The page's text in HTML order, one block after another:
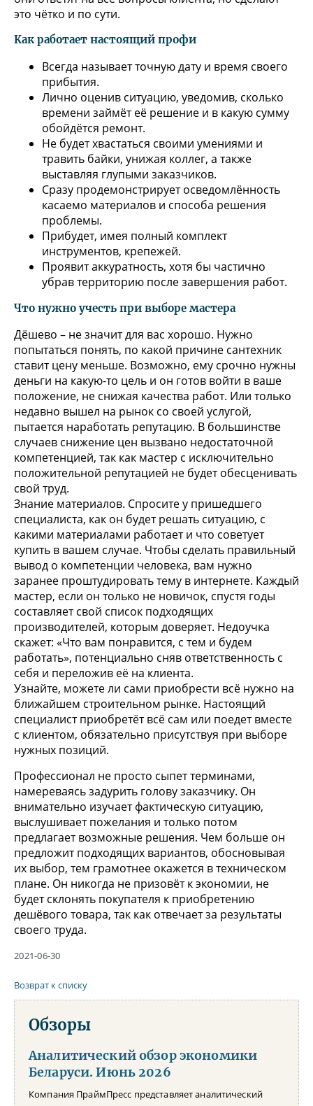
это чётко и по сути.
Как работает настоящий профи
Всегда называет точную дату и время своего
прибытия.
Лично оценив ситуацию, уведомив, сколько
времени займёт её решение и в какую сумму
обойдётся ремонт.
Не будет хвастаться своими умениями и
травить байки, унижая коллег, а также
выставляя глупыми заказчиков.
Сразу продемонстрирует осведомлённость
касаемо материалов и способа решения
проблемы.
Прибудет, имея полный комплект
инструментов, крепежей.
Проявит аккуратность, хотя бы частично
убрав территорию после завершения работ.
Что нужно учесть при выборе мастера
Дёшево – не значит для вас хорошо. Нужно
попытаться понять, по какой причине сантехник
ставит цену меньше. Возможно, ему срочно нужны
деньги на какую-то цель и он готов войти в ваше
положение, не снижая качества работ. Или только
недавно вышел на рынок со своей услугой,
пытается наработать репутацию. В большинстве
случаев снижение цен вызвано недостаточной
компетенцией, так как мастер с исключительно
положительной репутацией не будет обесценивать
свой труд.
Знание материалов. Спросите у пришедшего
специалиста, как он будет решать ситуацию, с
какими материалами работает и что советует
купить в вашем случае. Чтобы сделать правильный
вывод о компетенции человека, вам нужно
заранее проштудировать тему в интернете. Каждый
мастер, если он только не новичок, спустя годы
составляет свой список подходящих
производителей, которым доверяет. Недоучка
скажет: «Что вам понравится, с тем и будем
работать», потенциально сняв ответственность с
себя и переложив её на клиента.
Узнайте, можете ли сами приобрести всё нужно на
ближайшем строительном рынке. Настоящий
специалист приобретёт всё сам или поедет вместе
с клиентом, обязательно присутствуя при выборе
нужных позиций.
Профессионал не просто сыпет терминами,
намереваясь задурить голову заказчику. Он
внимательно изучает фактическую ситуацию,
выслушивает пожелания и только потом
предлагает возможные решения. Чем больше он
предложит подходящих вариантов, обосновывая
их выбор, тем грамотнее окажется в техническом
плане. Он никогда не призовёт к экономии, не
будет склонять покупателя к приобретению
дешёвого товара, так как отвечает за результаты
своего труда.
2021-06-30
Возврат к списку
Обзоры
Аналитический обзор экономики
Беларуси. Июнь 2026
Компания ПраймПресс представляет аналитический